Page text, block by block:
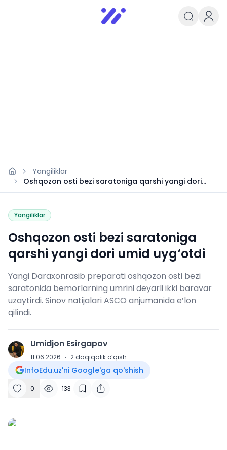
Infoedu
Ta&#039;lim xabarlari va
Yangiliklar
Oshqozon osti bezi saratoniga qarshi yangi dori
umid uyg‘otdi
Yangiliklar
Oshqozon osti bezi saratoniga
qarshi yangi dori umid uyg‘otdi
Yangi Daraxonrasib preparati oshqozon osti bezi
saratonida bemorlarning umrini deyarli ikki baravar
uzaytirdi. Sinov natijalari ASCO anjumanida e’lon
qilindi.
U Umidjon Esirgapov
11.06.2026 · 2 daqiqalik o‘qish
InfoEdu.uz'ni Google'ga qo'shish
0 133